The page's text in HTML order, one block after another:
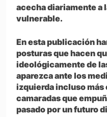
acecha diariamente a
vulnerable.
En esta publicación
posturas que hacen
ideológicamente de
aparezca ante los
izquierda incluso
camaradas que
pasado por un futuro